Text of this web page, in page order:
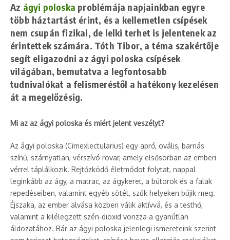
Az ágyi poloska problémája napjainkban egyre
több háztartást érint, és a kellemetlen csípések
nem csupán fizikai, de lelki terhet is jelentenek az
érintettek számára. Tóth Tibor, a téma szakértője
segít eligazodni az ágyi poloska csípések
világában, bemutatva a legfontosabb
tudnivalókat a felismeréstől a hatékony kezelésen
át a megelőzésig.
Mi az az ágyi poloska és miért jelent veszélyt?
Az ágyi poloska (Cimexlectularius) egy apró, ovális, barnás
színű, szárnyatlan, vérszívó rovar, amely elsősorban az emberi
vérrel táplálkozik. Rejtőzködő életmódot folytat, nappal
leginkább az ágy, a matrac, az ágykeret, a bútorok és a falak
repedéseiben, valamint egyéb sötét, szűk helyeken bújik meg.
Éjszaka, az ember alvása közben válik aktívvá, és a testhő,
valamint a kilélegzett szén-dioxid vonzza a gyanútlan
áldozatához. Bár az ágyi poloska jelenlegi ismereteink szerint